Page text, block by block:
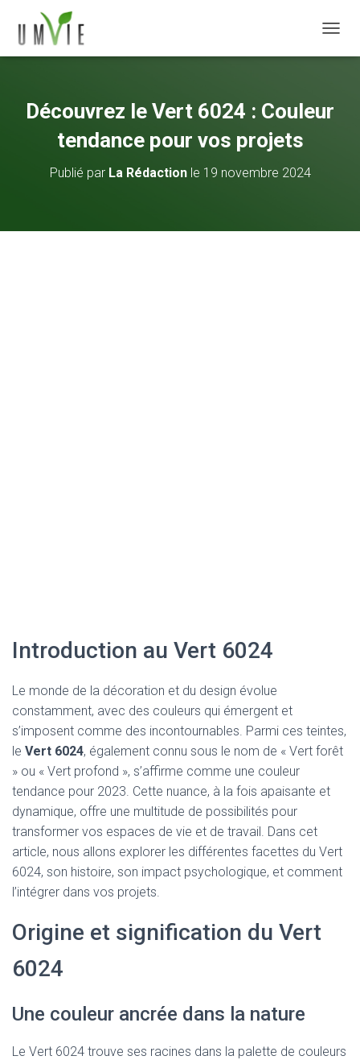
Découvrez le Vert 6024 : Couleur
tendance pour vos projets
Publié par La Rédactionle 19 novembre 2024
Introduction au Vert 6024
Le monde de la décoration et du design évolue
constamment, avec des couleurs qui émergent et
s’imposent comme des incontournables. Parmi ces teintes,
le Vert 6024, également connu sous le nom de « Vert forêt
» ou « Vert profond », s’affirme comme une couleur
tendance pour 2023. Cette nuance, à la fois apaisante et
dynamique, offre une multitude de possibilités pour
transformer vos espaces de vie et de travail. Dans cet
article, nous allons explorer les différentes facettes du Vert
6024, son histoire, son impact psychologique, et comment
l’intégrer dans vos projets.
Origine et signification du Vert
6024
Une couleur ancrée dans la nature
Le Vert 6024 trouve ses racines dans la palette de couleurs